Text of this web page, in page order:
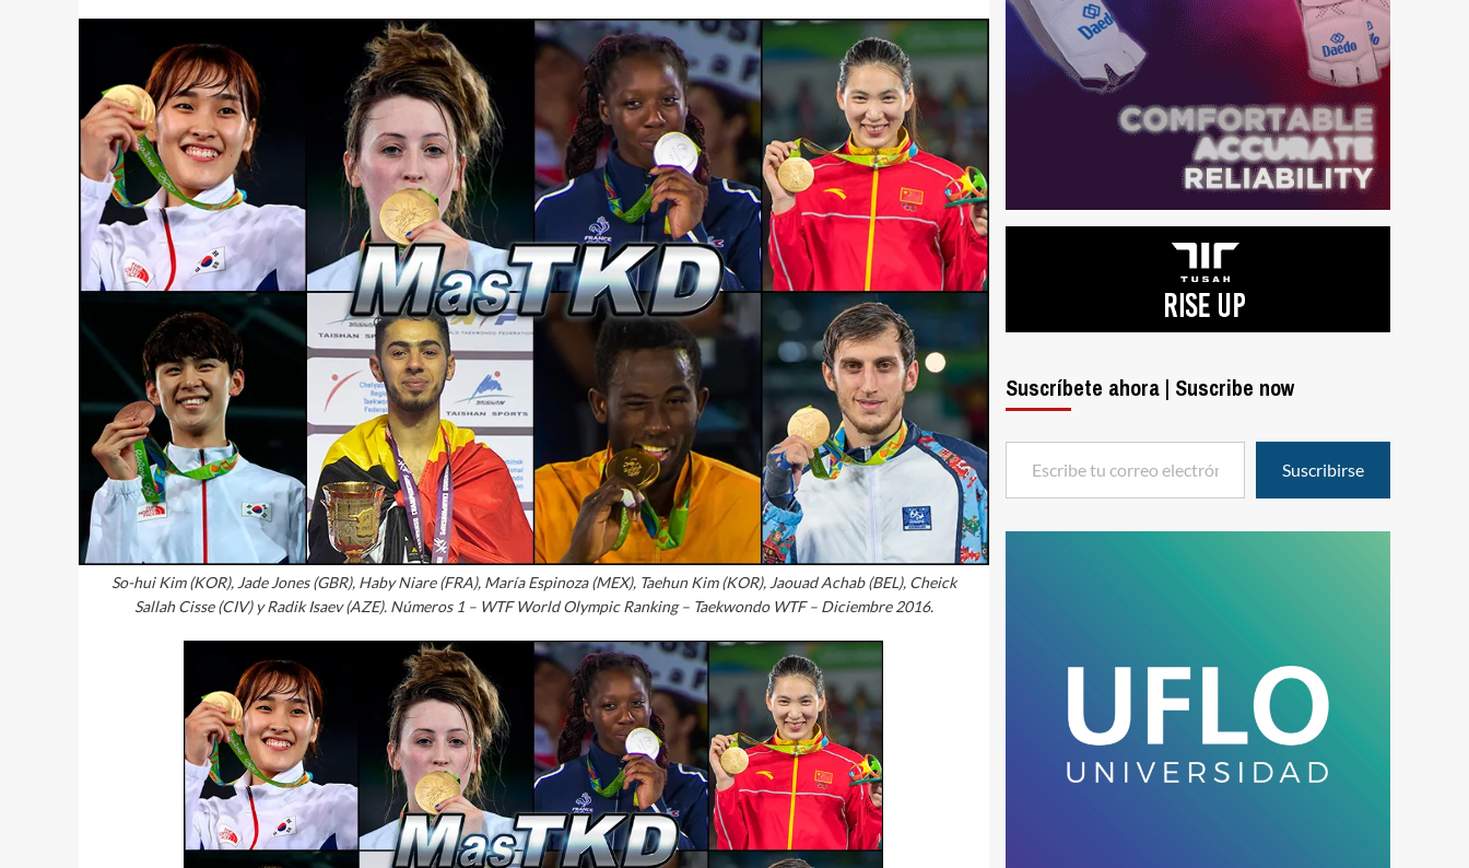
So-hui Kim (KOR), Jade Jones (GBR), Haby Niare (FRA), María Espinoza (MEX), Taehun Kim (KOR), Jaouad Achab (BEL), Cheick
Sallah Cisse (CIV) y Radik Isaev (AZE). Números 1 – WTF World Olympic Ranking – Taekwondo WTF – Diciembre 2016.
Suscríbete ahora | Suscribe now
Escribe tu correo electrónico…
Suscribirse